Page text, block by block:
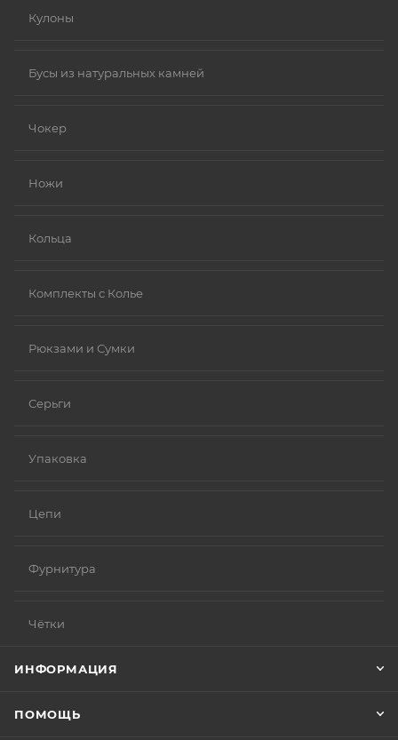
Кулоны
Бусы из натуральных камней
Чокер
Ножи
Кольца
Комплекты с Колье
Рюкзами и Сумки
Серьги
Упаковка
Цепи
Фурнитура
Чётки
ИНФОРМАЦИЯ
ПОМОЩЬ